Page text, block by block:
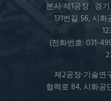
본사∙제1공장 : 경
131번길 56, 시
(전화번호: 031-
제2공장∙기술연
협력로 84, 시화공